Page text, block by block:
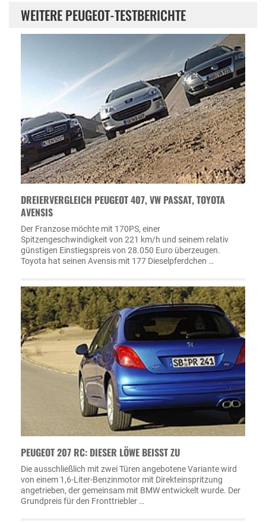
WEITERE PEUGEOT-TESTBERICHTE
DREIERVERGLEICH PEUGEOT 407, VW PASSAT, TOYOTA
AVENSIS
Der Franzose möchte mit 170PS, einer
Spitzengeschwindigkeit von 221 km/h und seinem relativ
günstigen Einstiegspreis von 28.050 Euro überzeugen.
Toyota hat seinen Avensis mit 177 Dieselpferdchen …
PEUGEOT 207 RC: DIESER LÖWE BEISST ZU
Die ausschließlich mit zwei Türen angebotene Variante wird
von einem 1,6-Liter-Benzinmotor mit Direkteinspritzung
angetrieben, der gemeinsam mit BMW entwickelt wurde. Der
Grundpreis für den Fronttriebler …